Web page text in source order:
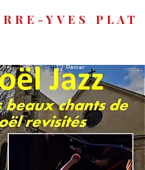
Panier
YVES PLAT